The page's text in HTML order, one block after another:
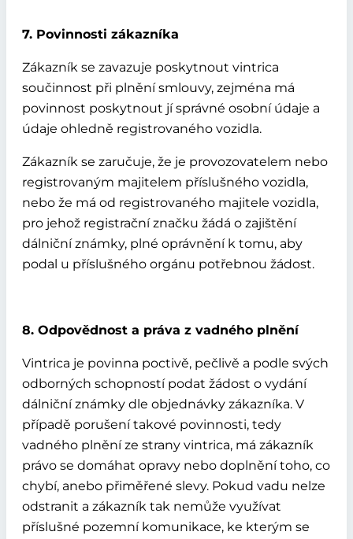
7. Povinnosti zákazníka
Zákazník se zavazuje poskytnout vintrica
součinnost při plnění smlouvy, zejména má
povinnost poskytnout jí správné osobní údaje a
údaje ohledně registrovaného vozidla.
Zákazník se zaručuje, že je provozovatelem nebo
registrovaným majitelem příslušného vozidla,
nebo že má od registrovaného majitele vozidla,
pro jehož registrační značku žádá o zajištění
dálniční známky, plné oprávnění k tomu, aby
podal u příslušného orgánu potřebnou žádost.
8. Odpovědnost a práva z vadného plnění
Vintrica je povinna poctivě, pečlivě a podle svých
odborných schopností podat žádost o vydání
dálniční známky dle objednávky zákazníka. V
případě porušení takové povinnosti, tedy
vadného plnění ze strany vintrica, má zákazník
právo se domáhat opravy nebo doplnění toho, co
chybí, anebo přiměřené slevy. Pokud vadu nelze
odstranit a zákazník tak nemůže využívat
příslušné pozemní komunikace, ke kterým se